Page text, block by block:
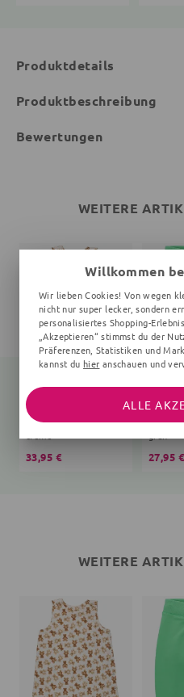
Produktdetails
Produktbeschreibung
Bewertungen
WEITERE
Schlafsack Bär Teddy
creme
33,95 €
grün
27,95 €
WEITERE
Willkommen
Wir lieben Cookies! Von wegen
nicht nur super lecker, sondern
personalisiertes Shopping-
„Akzeptieren“ stimmst du der
Präferenzen, Statistiken und
kannst du hier anschauen und
ALLE